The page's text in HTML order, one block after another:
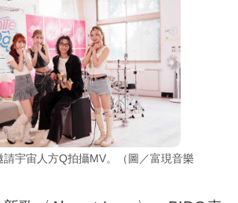
請宇宙人方Q拍攝MV。（圖／富現音樂